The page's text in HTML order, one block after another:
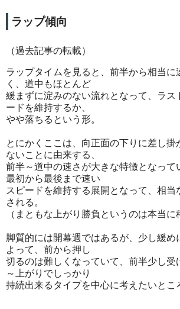
ラップ傾向
（過去記事の転載）
ラップタイムを見ると、前半から相当に
く、道中もほとんど
緩まずに淀みのない流れとなって、ラス
ードを維持するか、
やや落ちるという形。
とにかくここは、向正面の下りに差し掛
ないことに由来する、
前半～道中の速さが大きな特徴となって
最初から最後まで速い
スピードを維持する展開となって、相当
される。
（まともな上がり勝負というのは本当に
脚質的には開幕週ではあるが、少し緩め
よって、前から押し
切るのは難しくなっていて、前半少し
～上がりでしっかり
持続出来るタイプを中心に考えたいとこ